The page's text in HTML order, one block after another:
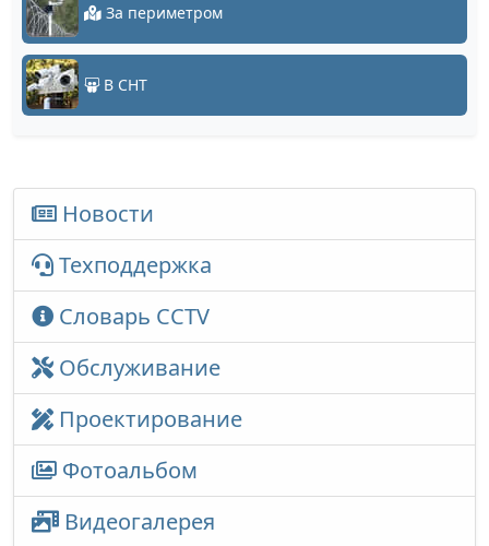
За периметром
В СНТ
Новости
Техподдержка
Словарь CCTV
Обслуживание
Проектирование
Фотоальбом
Видеогалерея